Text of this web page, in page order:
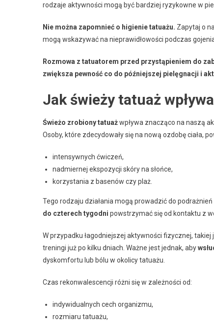
rodzaje aktywności mogą być bardziej ryzykowne w
Nie można zapomnieć o higienie tatuażu. Zapytaj o
mogą wskazywać na nieprawidłowości podczas
Rozmowa z tatuatorem przed przystąpieniem do
zwiększa pewność co do późniejszej pielęgnacji i
Jak świeży tatuaż
Świeżo zrobiony tatuażwpływa znacząco na naszą
Osoby, które zdecydowały się na nową ozdobę ciała,
intensywnych ćwiczeń,
nadmiernej ekspozycji skóry na słońce,
korzystania z basenów czy plaż.
Tego rodzaju działania mogą prowadzić do
do czterech tygodni powstrzymać się od kontaktu z
W przypadku łagodniejszej aktywności fizycznej,
treningi już po kilku dniach. Ważne jest jednak, aby
dyskomfortu lub bólu w okolicy tatuażu.
Czas rekonwalescencji różni się w zależności od:
indywidualnych cech organizmu,
rozmiaru tatuażu,